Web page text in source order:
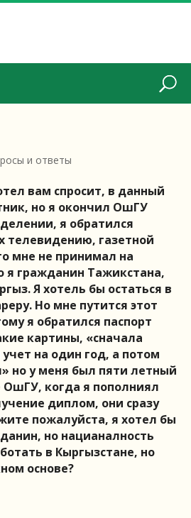
и ответы
вам спросит, в данный
но я окончил ОшГУ
я обратился
телевидению, газетной
мне не принимал на
я гражданин Тажикстана,
Я хотель бы остаться в
Но мне путится этот
я обратился паспорт
картины, «сначала
на один год, а потом
но у меня был пяти летный
когда я пополниял
диплом, они сразу
пожалуйста, я хотел бы
но нацианалность
в Кыргызстане, но
основе?